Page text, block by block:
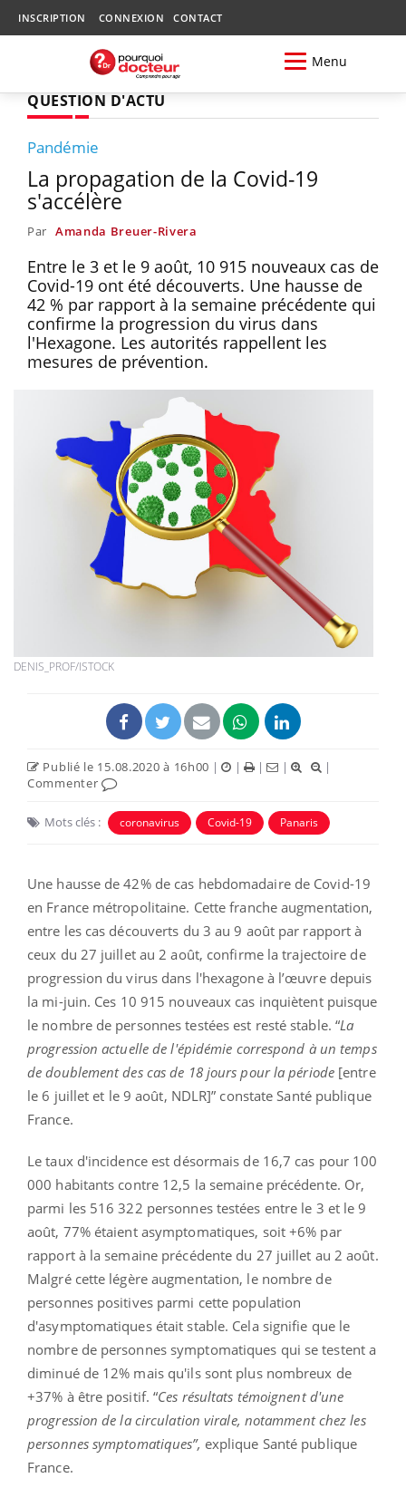
INSCRIPTION CONNEXION CONTACT
Menu
QUESTION D'ACTU
Pandémie
La propagation de la Covid-19
s'accélère
Par Amanda Breuer-Rivera
Entre le 3 et le 9 août, 10 915 nouveaux cas de
Covid-19 ont été découverts. Une hausse de
42 % par rapport à la semaine précédente qui
confirme la progression du virus dans
l'Hexagone. Les autorités rappellent les
mesures de prévention.
DENIS_PROF/ISTOCK
Publié le 15.08.2020 à 16h00 | | | |
|
Commenter
Mots clés : coronavirus Covid-19 Panaris
Une hausse de 42% de cas hebdomadaire de Covid-19
en France métropolitaine. Cette franche augmentation,
entre les cas découverts du 3 au 9 août par rapport à
ceux du 27 juillet au 2 août, confirme la trajectoire de
progression du virus dans l'hexagone à l’œuvre depuis
la mi-juin. Ces 10 915 nouveaux cas inquiètent puisque
le nombre de personnes testées est resté stable. “La
progression actuelle de l'épidémie correspond à un temps
de doublement des cas de 18 jours pour la période[entre
le 6 juillet et le 9 août, NDLR]” constate Santé publique
France.
Le taux d'incidence est désormais de 16,7 cas pour 100
000 habitants contre 12,5 la semaine précédente. Or,
parmi les 516 322 personnes testées entre le 3 et le 9
août, 77% étaient asymptomatiques, soit +6% par
rapport à la semaine précédente du 27 juillet au 2 août.
Malgré cette légère augmentation, le nombre de
personnes positives parmi cette population
d'asymptomatiques était stable. Cela signifie que le
nombre de personnes symptomatiques qui se testent a
diminué de 12% mais qu'ils sont plus nombreux de
+37% à être positif. “Ces résultats témoignent d'une
progression de la circulation virale, notamment chez les
personnes symptomatiques”, explique Santé publique
France.